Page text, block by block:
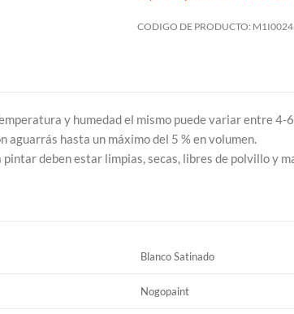
CODIGO DE PRODUCTO: M1I0024
y humedad el mismo puede variar entre 4-
aguarrás hasta un máximo del 5 % en volumen.
pintar deben estar limpias, secas, libres de polvillo y
Blanco Satinado
Nogopaint